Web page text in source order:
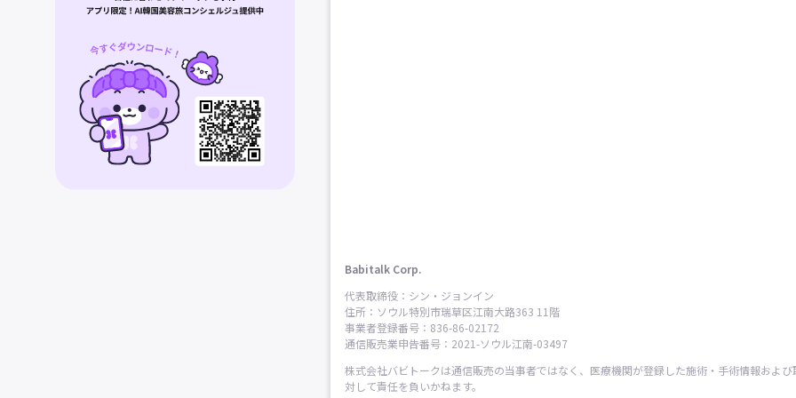
Babitalk Corp.
代表取締役：シン・ジョンイン
住所：ソウル特別市瑞草区江南大路363 11階
事業者登録番号：836-86-02172
通信販売業申告番号：2021-ソウル江南-03497
株式会社バビトークは通信販売の当事者ではなく、医療機関が登録した施術・手術情報および
対して責任を負いかねます。